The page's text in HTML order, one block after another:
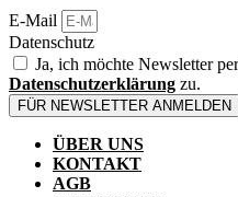
E-Mail
Datenschutz
Ja, ich möchte Newsletter
Datenschutzerklärung zu.
FÜR NEWSLETTER ANMELDEN
ÜBER UNS
KONTAKT
AGB